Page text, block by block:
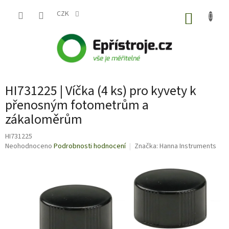
CZK
HI731225 | Víčka (4 ks) pro kyvety k
přenosným fotometrům a
zákaloměrům
HI731225
Průměrné
Neohodnoceno Podrobnosti hodnocení Značka: Hanna Instruments